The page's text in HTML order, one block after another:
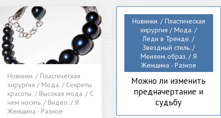
Новинки. / Пластическая
хирургия / Мода. / Секреты
красоты. / Высокая мода. / С
чем носить. / Видео. / Я
Женщина - Разное
Новинки. / Пластическая
хирургия / Мода. /
Леди в Тренде. /
Звездный стиль. /
Меняем образ. / Я
Женщина - Разное
Можно ли изменить
предначертание и
судьбу